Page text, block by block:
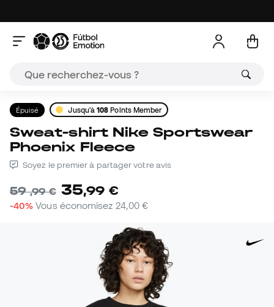
Épuisé Jusqu'à108 Points Member
Sweat-shirt Nike Sportswear
Phoenix Fleece
Soyez le premier à partager votre avis
59,99 € 35,99 €
-40% Vous économisez 24,00 €